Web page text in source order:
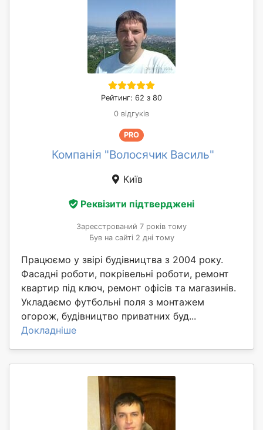
Рейтинг: 62 з 80
0 відгуків
PRO
Компанія "Волосячик Василь"
Київ
Реквізити підтверджені
Зареєстрований 7 років тому
Був на сайті 2 дні тому
Працюємо у звірі будівництва з 2004 року.
Фасадні роботи, покрівельні роботи, ремонт
квартир під ключ, ремонт офісів та магазинів.
Укладаємо футбольні поля з монтажем
огорож, будівництво приватних буд...
Докладніше